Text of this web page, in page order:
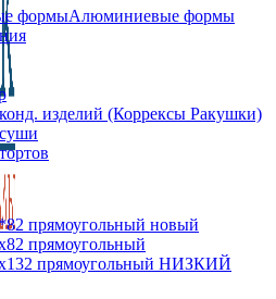
Алюминиевые формы
изделий (Коррексы Ракушки)
прямоугольный новый
прямоугольный
прямоугольный НИЗКИЙ